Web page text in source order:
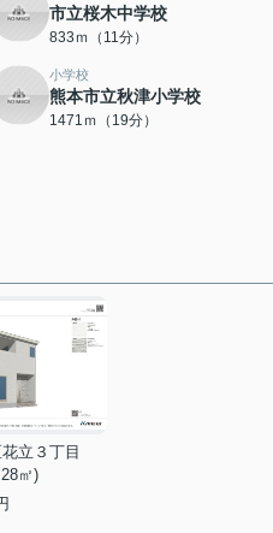
市立桜木中学校
833ｍ（11分）
小学校
熊本市立秋津小学校
1471ｍ（19分）
立３丁目
㎡)